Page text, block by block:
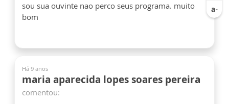
sou sua ouvinte nao perco seus programa. muito
bom
Há 9 anos
maria aparecida lopes soares pereira
comentou: